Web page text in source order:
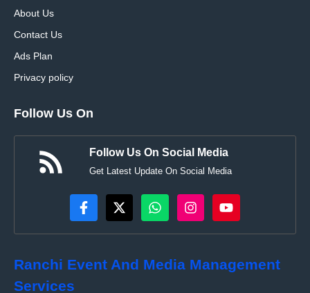
About Us
Contact Us
Ads Plan
Privacy policy
Follow Us On
Follow Us On Social Media
Get Latest Update On Social Media
Ranchi Event And Media Management
Services